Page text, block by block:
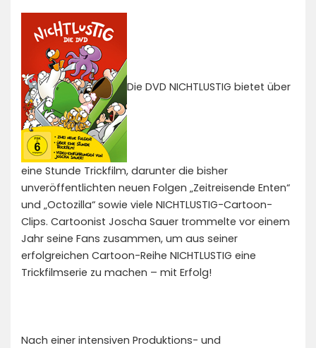
Die DVD NICHTLUSTIG bietet über
eine Stunde Trickfilm, darunter die bisher
unveröffentlichten neuen Folgen „Zeitreisende Enten“
und „Octozilla“ sowie viele NICHTLUSTIG-Cartoon-
Clips. Cartoonist Joscha Sauer trommelte vor einem
Jahr seine Fans zusammen, um aus seiner
erfolgreichen Cartoon-Reihe NICHTLUSTIG eine
Trickfilmserie zu machen – mit Erfolg!
Nach einer intensiven Produktions- und